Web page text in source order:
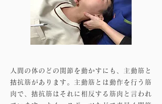
人間の体のどの関節を動かすにも、主動筋と
拮抗筋があります。主動筋とは動作を行う筋
肉で、拮抗筋はそれに相反する筋肉と言われ